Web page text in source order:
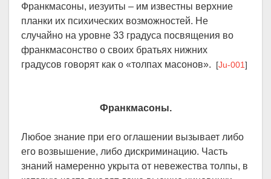
Франкмасоны, иезуиты – им известны верхние
планки их психических возможностей. Не
случайно на уровне 33 градуса посвящения во
франкмасонство о своих братьях нижних
градусов говорят как о «толпах масонов». [Ju-001]
Франкмасоны.
Любое знание при его оглашении вызывает либо
его возвышение, либо дискриминацию. Часть
знаний намеренно укрыта от невежества толпы, в